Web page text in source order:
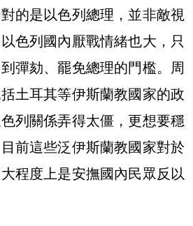
的是以色列總理，並非敵視
色列國內厭戰情緒也大，只
彈劾、罷免總理的門檻。周
土耳其等伊斯蘭教國家的政
列關係弄得太僵，更想要穩
前這些泛伊斯蘭教國家對於
程度上是安撫國內民眾反以